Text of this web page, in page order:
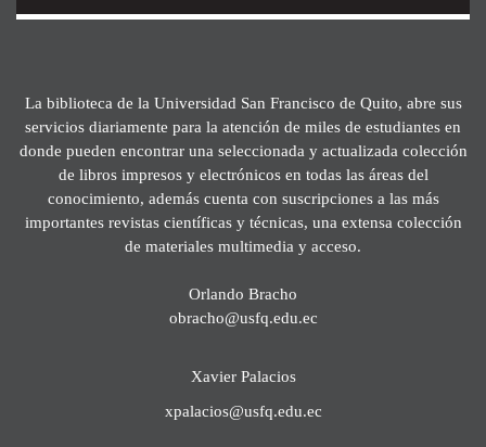
La biblioteca de la Universidad San Francisco de Quito, abre sus
servicios diariamente para la atención de miles de estudiantes en
donde pueden encontrar una seleccionada y actualizada colección
de libros impresos y electrónicos en todas las áreas del
conocimiento, además cuenta con suscripciones a las más
importantes revistas científicas y técnicas, una extensa colección
de materiales multimedia y acceso.
Orlando Bracho
obracho@usfq.edu.ec
Xavier Palacios
xpalacios@usfq.edu.ec